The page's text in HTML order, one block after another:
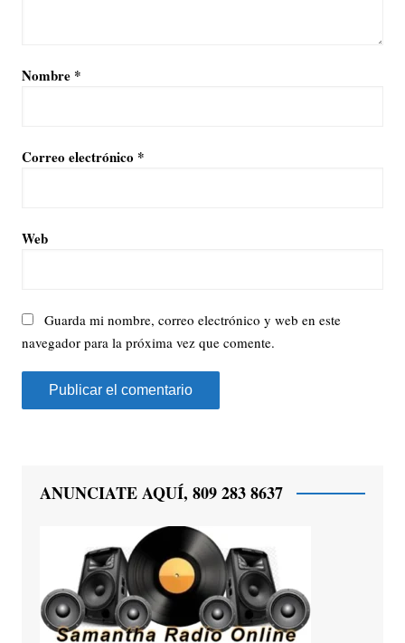
Nombre *
Correo electrónico *
Web
Guarda mi nombre, correo electrónico y web en este
navegador para la próxima vez que comente.
ANUNCIATE AQUÍ, 809 283 8637